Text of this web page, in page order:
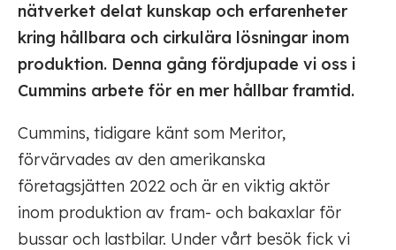
nätverket delat kunskap och erfarenheter
kring hållbara och cirkulära lösningar inom
produktion. Denna gång fördjupade vi oss i
Cummins arbete för en mer hållbar framtid.
Cummins, tidigare känt som Meritor,
förvärvades av den amerikanska
företagsjätten 2022 och är en viktig aktör
inom produktion av fram- och bakaxlar för
bussar och lastbilar. Under vårt besök fick vi